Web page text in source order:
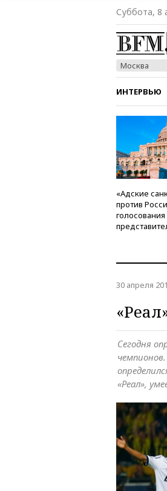
Суббота, 8
Москва
ИНТЕРВЬЮ
СТИЛЬ
«Адские
против
голосования
30 апреля
Сегодня
«Реал»,